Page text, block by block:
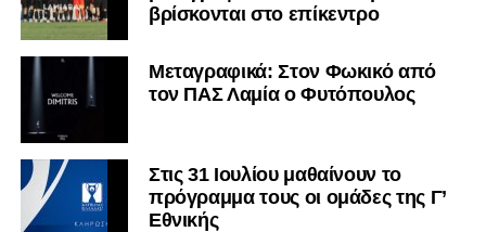
βρίσκονται στο επίκεντρο
Μεταγραφικά: Στον Φωκικό από
τον ΠΑΣ Λαμία ο Φυτόπουλος
Στις 31 Ιουλίου μαθαίνουν το
πρόγραμμα τους οι ομάδες της Γ’
Εθνικής